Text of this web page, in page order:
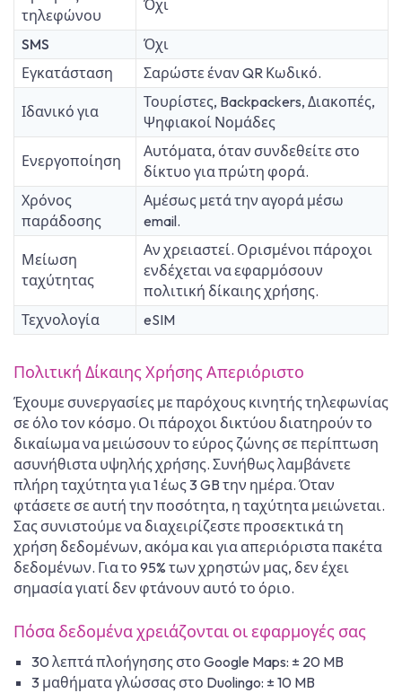
τηλεφώνου
Όχι
SMS
Όχι
Εγκατάσταση
Σαρώστε έναν QR Κωδικό.
Ιδανικό για
Τουρίστες, Backpackers, Διακοπές,
Ψηφιακοί Νομάδες
Ενεργοποίηση
Αυτόματα, όταν συνδεθείτε στο
δίκτυο για πρώτη φορά.
Χρόνος
παράδοσης
Αμέσως μετά την αγορά μέσω
email.
Μείωση
ταχύτητας
Αν χρειαστεί. Ορισμένοι πάροχοι
ενδέχεται να εφαρμόσουν
πολιτική δίκαιης χρήσης.
Τεχνολογία
eSIM
Πολιτική Δίκαιης Χρήσης Απεριόριστο
Έχουμε συνεργασίες με παρόχους κινητής τηλεφωνίας
σε όλο τον κόσμο. Οι πάροχοι δικτύου διατηρούν το
δικαίωμα να μειώσουν το εύρος ζώνης σε περίπτωση
ασυνήθιστα υψηλής χρήσης. Συνήθως λαμβάνετε
πλήρη ταχύτητα για 1 έως 3 GB την ημέρα. Όταν
φτάσετε σε αυτή την ποσότητα, η ταχύτητα μειώνεται.
Σας συνιστούμε να διαχειρίζεστε προσεκτικά τη
χρήση δεδομένων, ακόμα και για απεριόριστα πακέτα
δεδομένων. Για το 95% των χρηστών μας, δεν έχει
σημασία γιατί δεν φτάνουν αυτό το όριο.
Πόσα δεδομένα χρειάζονται οι εφαρμογές σας
30 λεπτά πλοήγησης στο Google Maps: ± 20 MB
3 μαθήματα γλώσσας στο Duolingo: ± 10 MB